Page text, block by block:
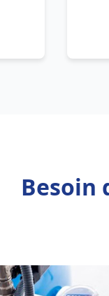
Besoin